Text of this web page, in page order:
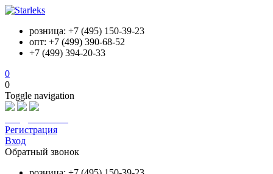
розница: +7 (495) 150-39-23
опт: +7 (499) 390-68-52
+7 (499) 394-20-33
0
0
Toggle navigation
Регистрация
Вход
Обратный звонок